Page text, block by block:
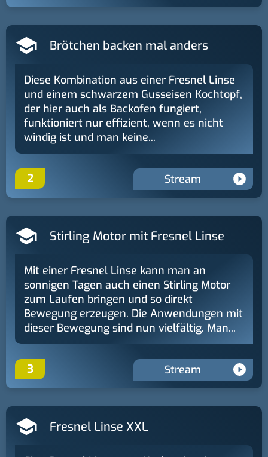
Brötchen backen mal anders
Diese Kombination aus einer Fresnel Linse
und einem schwarzem Gusseisen Kochtopf,
der hier auch als Backofen fungiert,
funktioniert nur effizient, wenn es nicht
windig ist und man keine...
2 Stream
Stirling Motor mit Fresnel Linse
Mit einer Fresnel Linse kann man an
sonnigen Tagen auch einen Stirling Motor
zum Laufen bringen und so direkt
Bewegung erzeugen. Die Anwendungen mit
dieser Bewegung sind nun vielfältig. Man...
3 Stream
Fresnel Linse XXL